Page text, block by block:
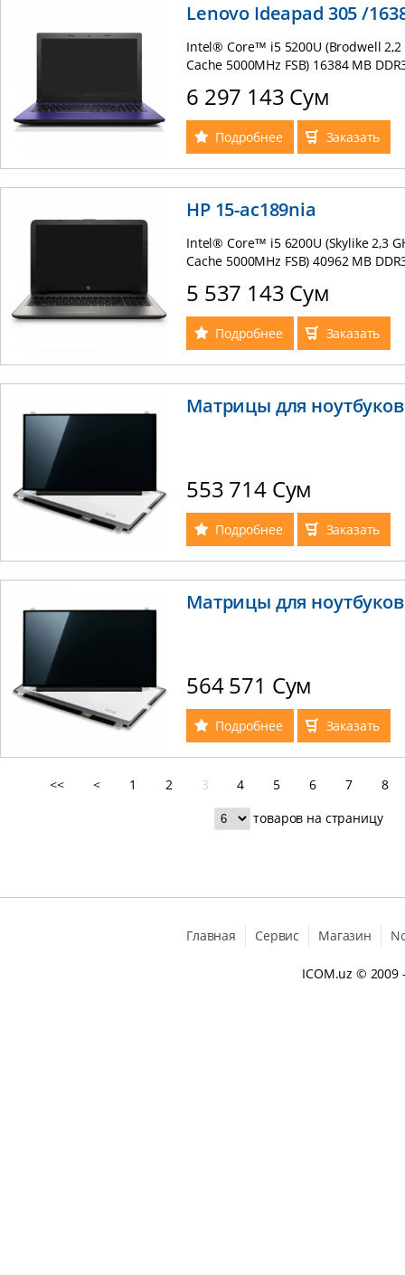
Lenovo Ideapad 305 /
Intel® Core™ i5 5200U (Brodwell 2,2
Cache 5000MHz FSB) 16384 MB
/GigabitLAN/WIFI/Card Reader / HD
(Russian keyboard) Win 8.1 RUS
6 297 143 Сум
Подробнее Заказать
HP 15-ac189nia
Intel® Core™ i5 6200U (Skylike 2,3
Cache 5000MHz FSB) 40962 MB
/GigabitLAN/WIFI/Card Reader / HD
(Russian keyboard) (silver)
5 537 143 Сум
Подробнее Заказать
Матрицы для ноутбуков
553 714 Сум
Подробнее Заказать
Матрицы для ноутбуков
564 571 Сум
Подробнее Заказать
<< < 1 2 3 4 5 6 7
8
товаров на страницу
Главная Сервис Магазин
ICOM.uz © 2009